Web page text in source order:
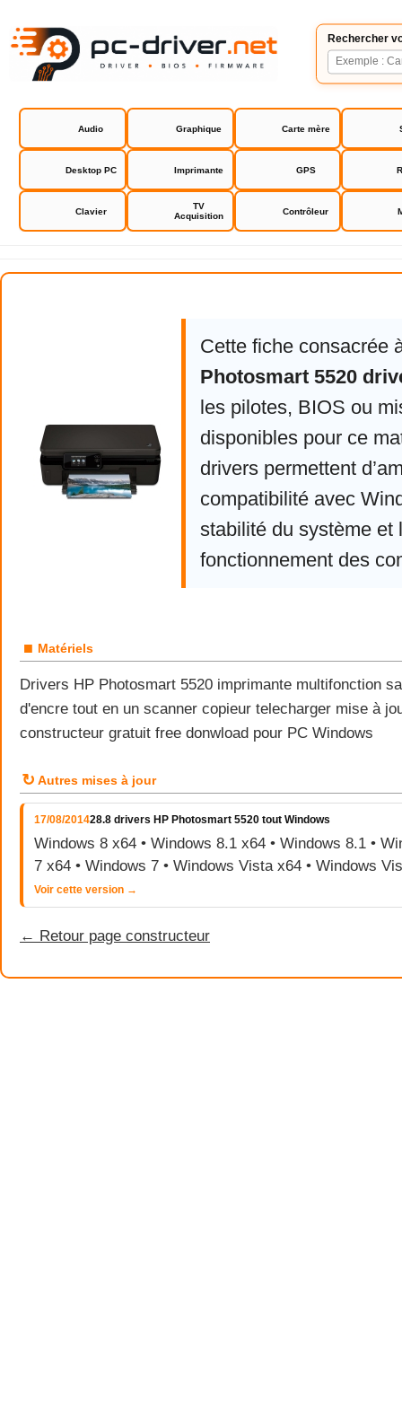
Rechercher
Audio Graphique Carte mère
Desktop PC Imprimante GPS
Clavier
TV
Acquisition
Contrôleur
HP Photosmart 5520 drivers
Cette fiche consacrée
Photosmart 5520
les pilotes, BIOS ou
disponibles pour ce
drivers permettent
compatibilité avec
stabilité du système et
fonctionnement des
■ Matériels
Drivers HP Photosmart 5520 imprimante multifonction
d'encre tout en un scanner copieur telecharger mise à
constructeur gratuit free donwload pour PC Windows
↻ Autres mises à jour
17/08/201428.8 drivers HP Photosmart 5520 tout Windows
Windows 8 x64 • Windows 8.1 x64 • Windows 8.1 •
7 x64 • Windows 7 • Windows Vista x64 • Windows
Voir cette version →
← Retour page constructeur